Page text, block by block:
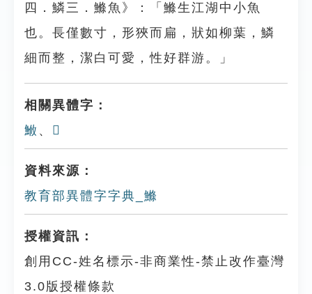
四．鱗三．鰷魚》：「鰷生江湖中小魚
也。長僅數寸，形狹而扁，狀如柳葉，鱗
細而整，潔白可愛，性好群游。」
相關異體字：
䱔 、 𩵌
資料來源：
教育部異體字字典_鰷
授權資訊：
創用CC-姓名標示-非商業性-禁止改作臺灣
3.0版授權條款